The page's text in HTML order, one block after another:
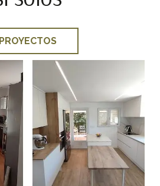
PROYECTOS